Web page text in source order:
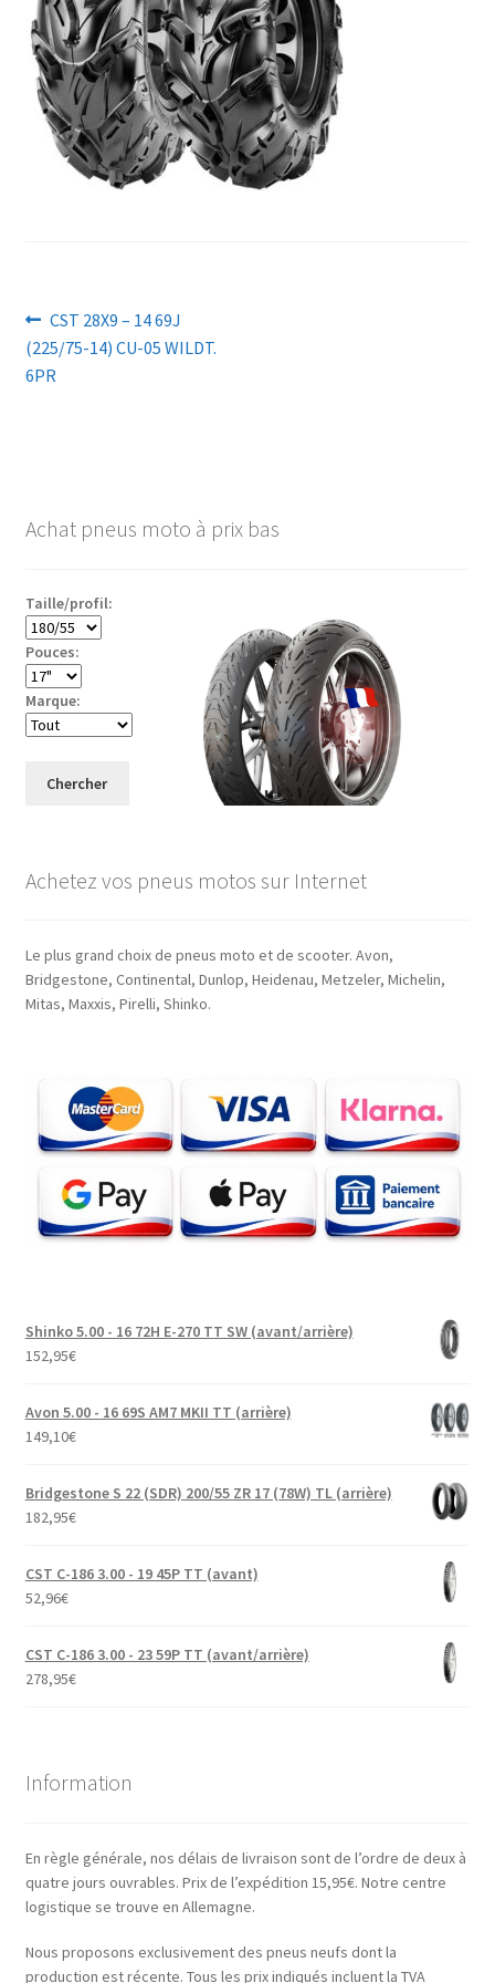
Navigation
de
Article
précédent :
CST 28X9 – 14 69J
(225/75-14) CU-05 WILDT.
6PR
Achat pneus moto à prix bas
Taille/profil:
Pouces:
Marque:
Chercher
Achetez vos pneus motos sur Internet
Le plus grand choix de pneus moto et de scooter. Avon,
Bridgestone, Continental, Dunlop, Heidenau, Metzeler, Michelin,
Mitas, Maxxis, Pirelli, Shinko.
Shinko 5.00 - 16 72H E-270 TT SW (avant/arrière)
152,95€
Avon 5.00 - 16 69S AM7 MKII TT (arrière)
149,10€
Bridgestone S 22 (SDR) 200/55 ZR 17 (78W) TL (arrière)
182,95€
CST C-186 3.00 - 19 45P TT (avant)
52,96€
CST C-186 3.00 - 23 59P TT (avant/arrière)
278,95€
Information
En règle générale, nos délais de livraison sont de l’ordre de deux à
quatre jours ouvrables. Prix de l’expédition 15,95€. Notre centre
logistique se trouve en Allemagne.
Nous proposons exclusivement des pneus neufs dont la
production est récente. Tous les prix indiqués incluent la TVA